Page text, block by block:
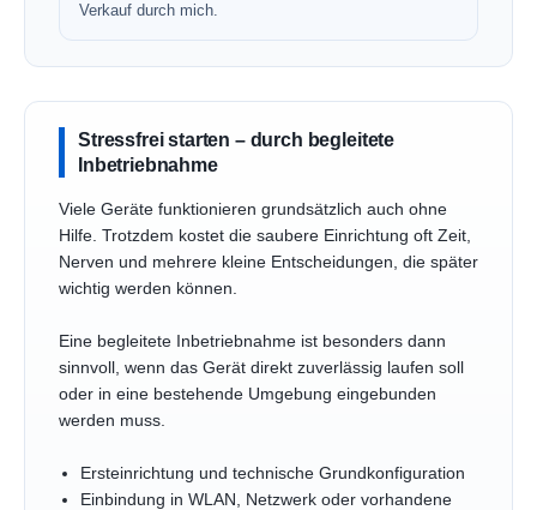
Verkauf durch mich.
Stressfrei starten – durch begleitete
Inbetriebnahme
Viele Geräte funktionieren grundsätzlich auch ohne
Hilfe. Trotzdem kostet die saubere Einrichtung oft Zeit,
Nerven und mehrere kleine Entscheidungen, die später
wichtig werden können.
Eine begleitete Inbetriebnahme ist besonders dann
sinnvoll, wenn das Gerät direkt zuverlässig laufen soll
oder in eine bestehende Umgebung eingebunden
werden muss.
Ersteinrichtung und technische Grundkonfiguration
Einbindung in WLAN, Netzwerk oder vorhandene